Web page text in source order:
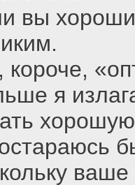
вы
короче,
я